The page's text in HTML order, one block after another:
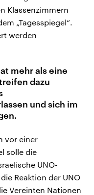
Klassenzimmern
„Tagesspiegel“.
werden
mehr als eine
dazu
und sich im
vor einer
solle die
UNO-
Reaktion der UNO
Vereinten Nationen